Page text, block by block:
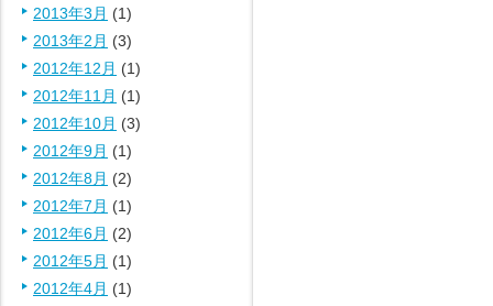
2013年3月 (1)
2013年2月 (3)
2012年12月 (1)
2012年11月 (1)
2012年10月 (3)
2012年9月 (1)
2012年8月 (2)
2012年7月 (1)
2012年6月 (2)
2012年5月 (1)
2012年4月 (1)